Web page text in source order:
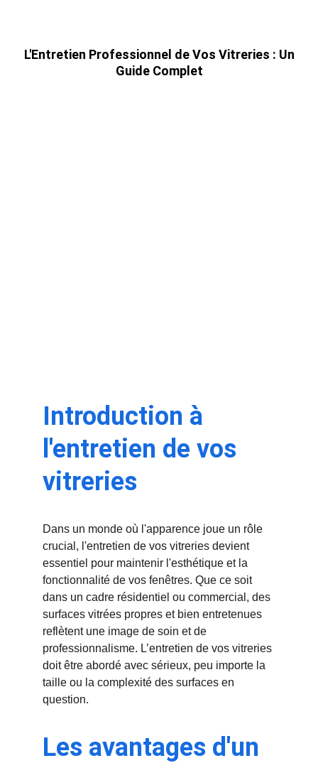
L'Entretien Professionnel de Vos Vitreries : Un
Guide Complet
Introduction à
l'entretien de vos
vitreries
Dans un monde où l'apparence joue un rôle
crucial, l'entretien de vos vitreries devient
essentiel pour maintenir l'esthétique et la
fonctionnalité de vos fenêtres. Que ce soit
dans un cadre résidentiel ou commercial, des
surfaces vitrées propres et bien entretenues
reflètent une image de soin et de
professionnalisme. L’entretien de vos vitreries
doit être abordé avec sérieux, peu importe la
taille ou la complexité des surfaces en
question.
Les avantages d'un